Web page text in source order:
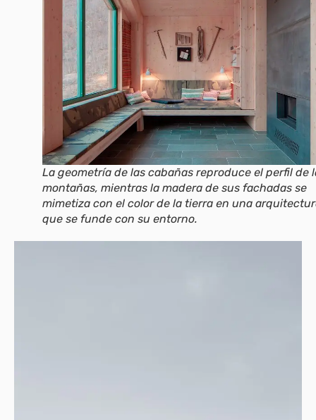
La geometría de las cabañas reproduce el perfil de
montañas, mientras la madera de sus fachadas se
mimetiza con el color de la tierra en una
que se funde con su entorno.